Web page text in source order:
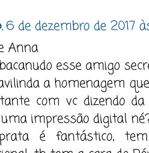
6 de dezembro de 2017
Anna
esse amigo
a homenagem
com vc dizendo
impressão digital
é fantástico,